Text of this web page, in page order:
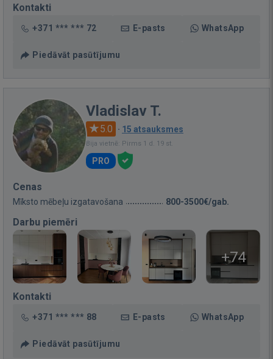
Kontakti
+371 *** *** 72 E-pasts WhatsApp
Piedāvāt pasūtījumu
Vladislav T.
5.0 · 15 atsauksmes
Bija vietnē: Pirms 1 d. 19 st.
PRO
Cenas
Mīksto mēbeļu izgatavošana 800-3500€/gab.
Darbu piemēri
+74
Kontakti
+371 *** *** 88 E-pasts WhatsApp
Piedāvāt pasūtījumu